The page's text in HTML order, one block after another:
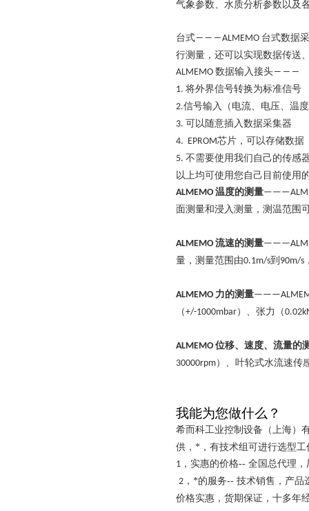
气象参数、水质分析参数以及
台式―――ALMEMO 台式数据
行测量，还可以实现数据传送
ALMEMO 数据输入接头―――
1. 将外界信号转换为标准信号
2.信号输入（电流、电压、温
3. 可以随意插入数据采集器
4. EPROM芯片，可以存储数据
5. 不需要使用我们自己的传感
以上均可使用您自己目前使用
ALMEMO温度的测量
面测量和浸入测量，测温范围
ALMEMO流速的测量
量，测量范围由0.1m/s到 90m/s
ALMEMO 力的测量
（+/-1000mbar）、张力（
ALMEMO位移、速度、流量的
30000rpm）、叶轮式水流速传
我能为您做什么？
希而科工业控制设备（上海）
供，*，有技术组可进行选型
1 ，实惠的价格-- 全国总代理
2 ，*的服务-- 技术销售，产品
价格实惠，货期保证，十多年